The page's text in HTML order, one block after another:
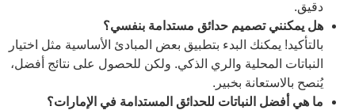
دقيق.
هل يمكنني تصميم حدائق مستدامة بنفسي؟
بالتأكيد! يمكنك البدء بتطبيق بعض المبادئ الأساسية مثل اختيار
النباتات المحلية والري الذكي. ولكن للحصول على نتائج أفضل،
يُنصح بالاستعانة بخبير.
ما هي أفضل النباتات للحدائق المستدامة في الإمارات؟